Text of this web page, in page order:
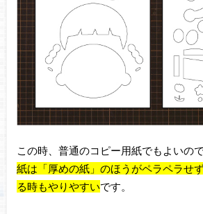
この時、普通のコピー用紙でもよいので
紙は「厚めの紙」のほうがペラペラせ
る時もやりやすいです。